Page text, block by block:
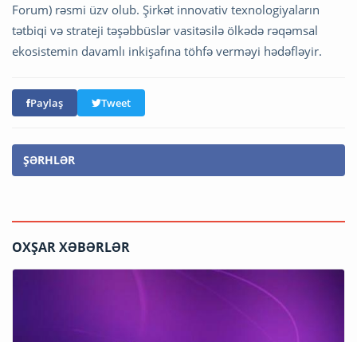
Forum) rəsmi üzv olub. Şirkət innovativ texnologiyaların
tətbiqi və strateji təşəbbüslər vasitəsilə ölkədə rəqəmsal
ekosistemin davamlı inkişafına töhfə verməyi hədəfləyir.
Paylaş Tweet
ŞƏRHLƏR
OXŞAR XƏBƏRLƏR